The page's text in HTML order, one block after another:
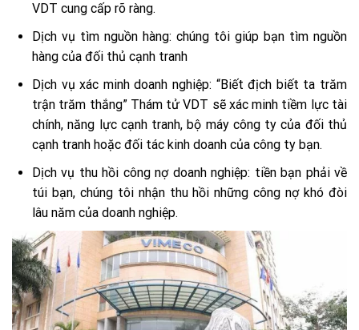
VDT cung cấp rõ ràng.
Dịch vụ tìm nguồn hàng: chúng tôi giúp bạn tìm nguồn
hàng của đối thủ cạnh tranh
Dịch vụ xác minh doanh nghiệp: “Biết địch biết ta trăm
trận trăm thắng” Thám tử VDT sẽ xác minh tiềm lực tài
chính, năng lực cạnh tranh, bộ máy công ty của đối thủ
cạnh tranh hoặc đối tác kinh doanh của công ty bạn.
Dịch vụ thu hồi công nợ doanh nghiệp: tiền bạn phải về
túi bạn, chúng tôi nhận thu hồi những công nợ khó đòi
lâu năm của doanh nghiệp.